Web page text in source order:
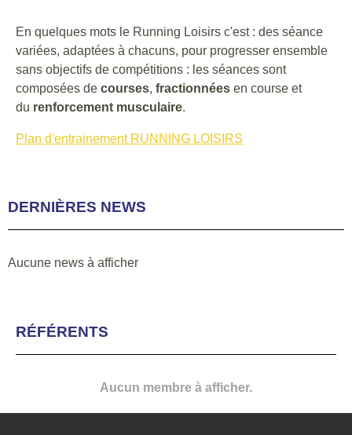
En quelques mots le Running Loisirs c'est : des séance
variées, adaptées à chacuns, pour progresser ensemble
sans objectifs de compétitions : les séances sont
composées de courses, fractionnées en course et
du renforcement musculaire.
Plan d'entrainement RUNNING LOISIRS
DERNIÈRES NEWS
Aucune news à afficher
RÉFÉRENTS
Aucun membre à afficher.